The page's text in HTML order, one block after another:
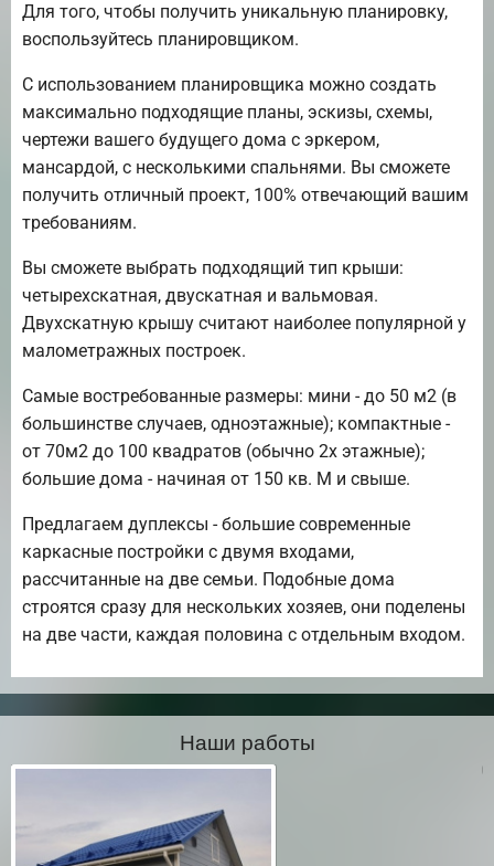
Для того, чтобы получить уникальную планировку,
воспользуйтесь планировщиком.
С использованием планировщика можно создать
максимально подходящие планы, эскизы, схемы,
чертежи вашего будущего дома с эркером,
мансардой, с несколькими спальнями. Вы сможете
получить отличный проект, 100% отвечающий вашим
требованиям.
Вы сможете выбрать подходящий тип крыши:
четырехскатная, двускатная и вальмовая.
Двухскатную крышу считают наиболее популярной у
малометражных построек.
Самые востребованные размеры: мини - до 50 м2 (в
большинстве случаев, одноэтажные); компактные -
от 70м2 до 100 квадратов (обычно 2х этажные);
большие дома - начиная от 150 кв. М и свыше.
Предлагаем дуплексы - большие современные
каркасные постройки с двумя входами,
рассчитанные на две семьи. Подобные дома
строятся сразу для нескольких хозяев, они поделены
на две части, каждая половина с отдельным входом.
Наши работы